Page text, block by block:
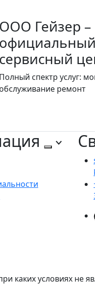
ООО Гейзер –
официальный
сервисный
Полный спектр услуг:
обслуживание ремонт
каких условиях не